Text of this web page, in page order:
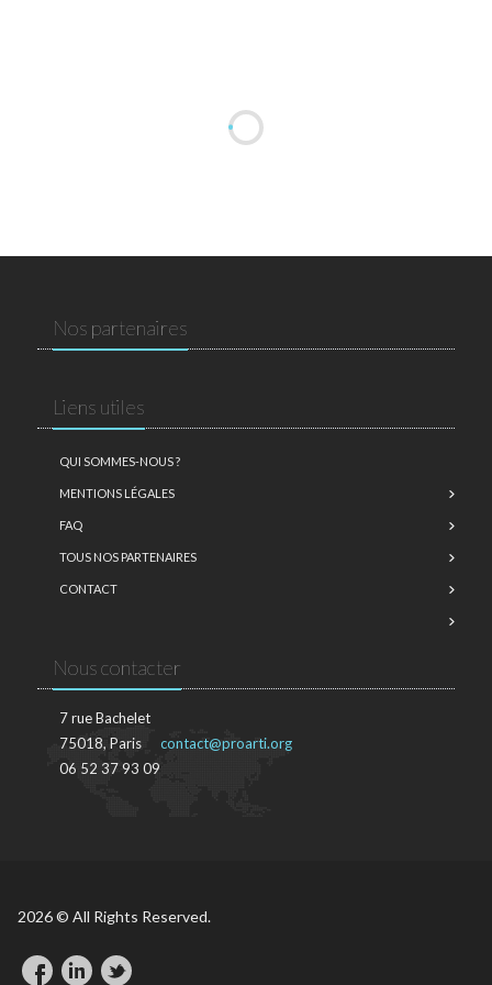
Nos partenaires
Liens utiles
QUI SOMMES-NOUS ?
MENTIONS LÉGALES
FAQ
TOUS NOS PARTENAIRES
CONTACT
Nous contacter
7 rue Bachelet
75018, Paris
06 52 37 93 09
contact@proarti.org
2026 © All Rights Reserved.